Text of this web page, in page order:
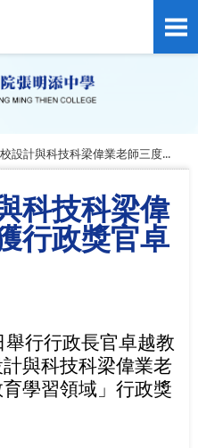
設計與科技科梁偉業老師三度...
科技科梁偉
行政獎官卓
舉行行政長官卓越教
與科技科梁偉業老
育學習領域」 行政獎